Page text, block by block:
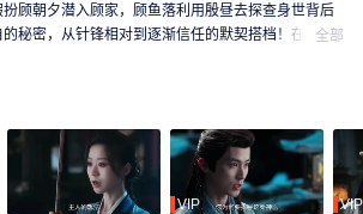
顾朝夕潜入顾家，顾鱼落利用殷昼去探查身世背后
秘密，从针锋相对到逐渐信任的默契搭档！在人性
全部
VIP VIP